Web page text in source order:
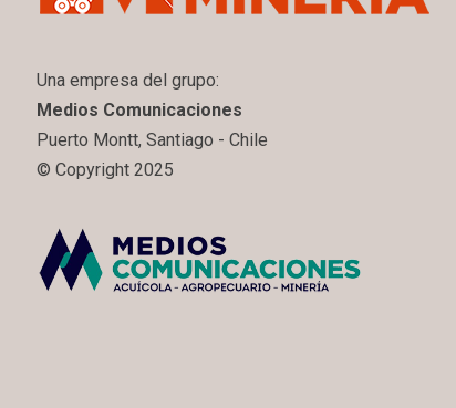
Una empresa del grupo:
Medios Comunicaciones
Puerto Montt, Santiago - Chile
© Copyright 2025